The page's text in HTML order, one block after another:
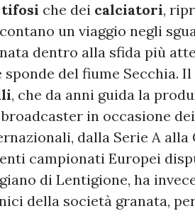
tifosi che dei calciatori,
un viaggio negli
dentro alla sfida più
sponde del fiume Secchia.
, che da anni guida la
in occasione
dalla Serie A
campionati Europei
di Lentigione, ha
della società granata,